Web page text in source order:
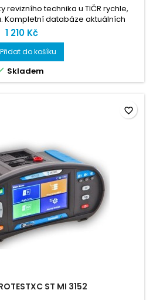
revizního technika u TIČR rychle,
Kompletní databáze aktuálních
odpovědí pro rok 2026. 👉
verzi a přesvědčte se sami.
a po zaplacení vložíte
emailem. AKTUALIZACE 7/2026
1 210 Kč
Přidat do košíku
Skladem
ST MI 3152
favorite_border